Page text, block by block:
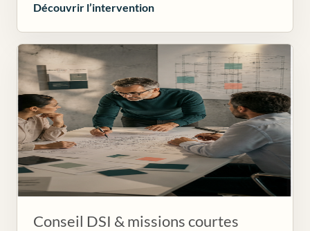
Découvrir l’intervention
Conseil DSI & missions courtes